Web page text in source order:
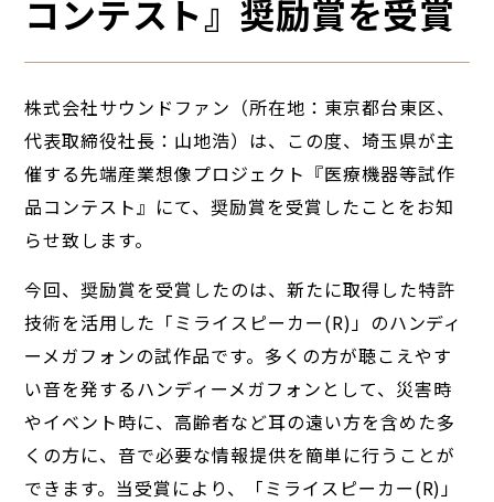
コンテスト』奨励賞を受賞
株式会社サウンドファン（所在地：東京都台東区、
代表取締役社長：山地浩）は、この度、埼玉県が主
催する先端産業想像プロジェクト『医療機器等試作
品コンテスト』にて、奨励賞を受賞したことをお知
らせ致します。
今回、奨励賞を受賞したのは、新たに取得した特許
技術を活用した「ミライスピーカー(R)」のハンディ
ーメガフォンの試作品です。多くの方が聴こえやす
い音を発するハンディーメガフォンとして、災害時
やイベント時に、高齢者など耳の遠い方を含めた多
くの方に、音で必要な情報提供を簡単に行うことが
できます。当受賞により、「ミライスピーカー(R)」